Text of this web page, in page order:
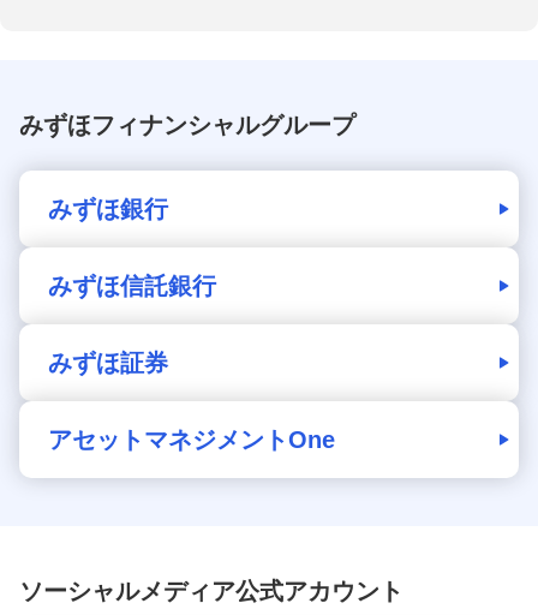
みずほフィナンシャルグループ
みずほ銀行
みずほ信託銀行
みずほ証券
アセットマネジメントOne
ソーシャルメディア公式アカウント